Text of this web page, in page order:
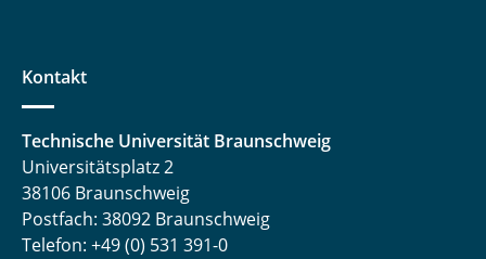
Kontakt
Technische Universität Braunschweig
Universitätsplatz 2
38106 Braunschweig
Postfach: 38092 Braunschweig
Telefon: +49 (0) 531 391-0